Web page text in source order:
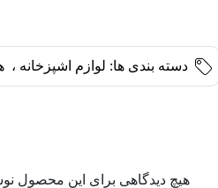
دسته بندی ها: لوازم اشپزخانه ،
هیچ دیدگاهی برای این محصول